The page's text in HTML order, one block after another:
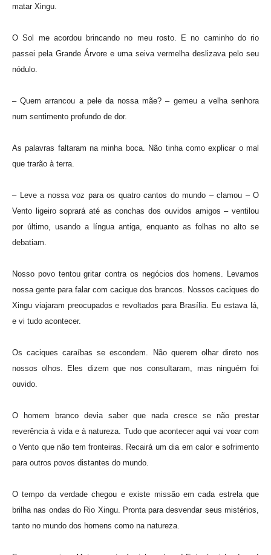
matar Xingu.
O Sol me acordou brincando no meu rosto. E no caminho do rio
passei pela Grande Árvore e uma seiva vermelha deslizava pelo seu
nódulo.
– Quem arrancou a pele da nossa mãe? – gemeu a velha senhora
num sentimento profundo de dor.
As palavras faltaram na minha boca. Não tinha como explicar o mal
que trarão à terra.
– Leve a nossa voz para os quatro cantos do mundo – clamou – O
Vento ligeiro soprará até as conchas dos ouvidos amigos – ventilou
por último, usando a língua antiga, enquanto as folhas no alto se
debatiam.
Nosso povo tentou gritar contra os negócios dos homens. Levamos
nossa gente para falar com cacique dos brancos. Nossos caciques do
Xingu viajaram preocupados e revoltados para Brasília. Eu estava lá,
e vi tudo acontecer.
Os caciques caraíbas se escondem. Não querem olhar direto nos
nossos olhos. Eles dizem que nos consultaram, mas ninguém foi
ouvido.
O homem branco devia saber que nada cresce se não prestar
reverência à vida e à natureza. Tudo que acontecer aqui vai voar com
o Vento que não tem fronteiras. Recairá um dia em calor e sofrimento
para outros povos distantes do mundo.
O tempo da verdade chegou e existe missão em cada estrela que
brilha nas ondas do Rio Xingu. Pronta para desvendar seus mistérios,
tanto no mundo dos homens como na natureza.